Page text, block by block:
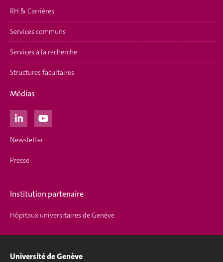
RH & Carrières
Services communs
Services à la recherche
Structures facultaires
Médias
Newsletter
Presse
Institution partenaire
Hôpitaux universitaires de Genève
Université de Genève